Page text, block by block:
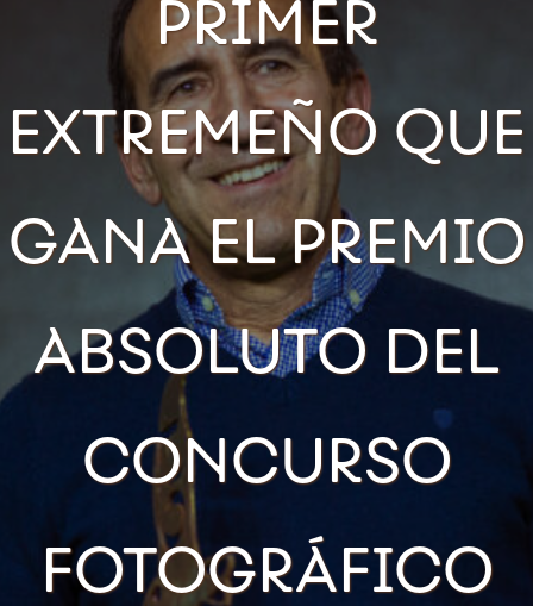
PRIMER
EXTREMEÑO QUE
GANA EL PREMIO
ABSOLUTO DEL
CONCURSO
FOTOGRÁFICO